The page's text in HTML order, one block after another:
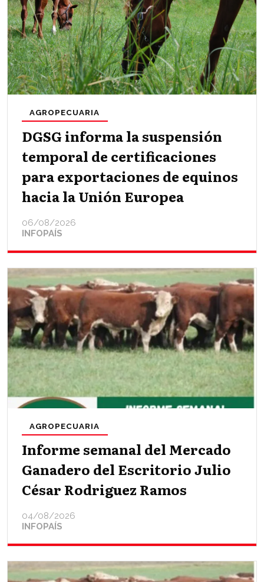
DGSG informa la suspensión
temporal de certificaciones
para exportaciones de equinos
hacia la Unión Europea
INFOPAÍS
AGROPECUARIA
06/08/2026
Informe semanal del Mercado
Ganadero del Escritorio Julio
César Rodriguez Ramos
INFOPAÍS
AGROPECUARIA
04/08/2026